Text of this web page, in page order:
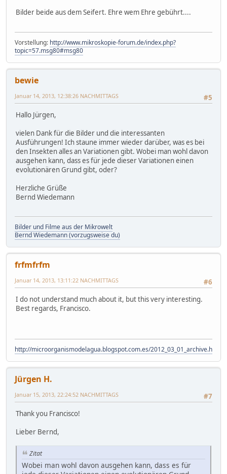
Bilder beide aus dem Seifert. Ehre wem Ehre gebührt....
Vorstellung: http://www.mikroskopie-forum.de/index.php?
topic=57.msg80#msg80
bewie
#5
Januar 14, 2013, 12:38:26 NACHMITTAGS
Hallo Jürgen,
vielen Dank für die Bilder und die interessanten
Ausführungen! Ich staune immer wieder darüber, was es bei
den Insekten alles an Variationen gibt. Wobei man wohl davon
ausgehen kann, dass es für jede dieser Variationen einen
evolutionären Grund gibt, oder?
Herzliche Grüße
Bernd Wiedemann
Bilder und Filme aus der Mikrowelt
Bernd Wiedemann (vorzugsweise du)
frfmfrfm
#6
Januar 14, 2013, 13:11:22 NACHMITTAGS
I do not understand much about it, but this very interesting.
Best regards, Francisco.
http://microorganismodelagua.blogspot.com.es/2012_03_01_archive.html
Jürgen H.
#7
Januar 15, 2013, 22:24:52 NACHMITTAGS
Thank you Francisco!
Lieber Bernd,
Zitat
Wobei man wohl davon ausgehen kann, dass es für